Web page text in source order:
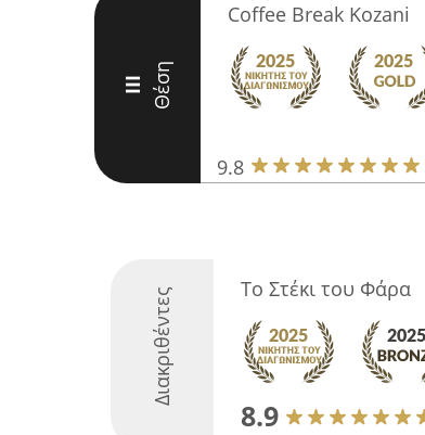
III Θέση
Coffee Break Kozani
9.8
Διακριθέντες Το Στέκι του Φάρα
8.9